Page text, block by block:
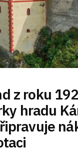
z roku
hradu